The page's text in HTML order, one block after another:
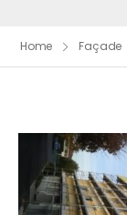
Home Façade